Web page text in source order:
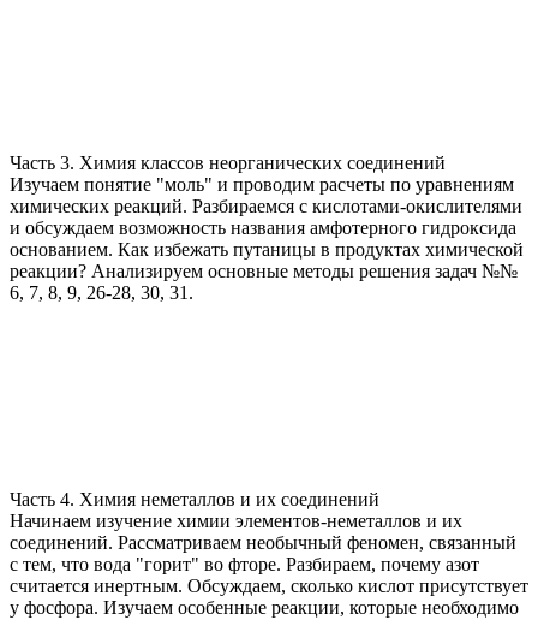
Часть 3. Химия классов неорганических соединений
Изучаем понятие "моль" и проводим расчеты по уравнениям
химических реакций. Разбираемся с кислотами-окислителями
и обсуждаем возможность названия амфотерного гидроксида
основанием. Как избежать путаницы в продуктах химической
реакции? Анализируем основные методы решения задач №№
6, 7, 8, 9, 26-28, 30, 31.
Часть 4. Химия неметаллов и их соединений
Начинаем изучение химии элементов-неметаллов и их
соединений. Рассматриваем необычный феномен, связанный
с тем, что вода "горит" во фторе. Разбираем, почему азот
считается инертным. Обсуждаем, сколько кислот присутствует
у фосфора. Изучаем особенные реакции, которые необходимо